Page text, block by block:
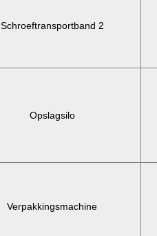
Schroeftransportband 2
Opslagsilo
Verpakkingsmachine